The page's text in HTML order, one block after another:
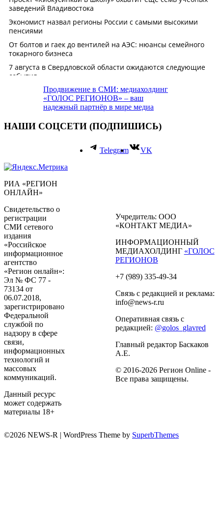
Продвижение в СМИ: медиахолдинг
«ГОЛОС РЕГИОНОВ» – ваш
надежный партнёр в мире медиа
НАШИ СОЦСЕТИ (ПОДПИШИСЬ)
Telegram VK
РИА «РЕГИОН
ОНЛАЙН»
Свидетельство о
регистрации
СМИ сетевого
издания
«Российское
информационное
агентство
«Регион онлайн»:
Эл № ФС 77 -
73134 от
06.07.2018,
зарегистрировано
Федеральной
службой по
надзору в сфере
связи,
информационных
технологий и
массовых
коммуникаций.
Данный ресурс
может содержать
материалы 18+
Учредитель: ООО
«КОНТАКТ МЕДИА»
ИНФОРМАЦИОННЫЙ
МЕДИАХОЛДИНГ «ГОЛОС
РЕГИОНОВ
+7 (989) 335-49-34
Связь с редакцией и реклама:
info@news-r.ru
Оперативная связь с
редакцией: @golos_glavred
Главный редактор Баскаков
А.Е.
© 2016-2026 Регион Online -
Все права защищены.
©2026 NEWS-R | WordPress Theme by SuperbThemes